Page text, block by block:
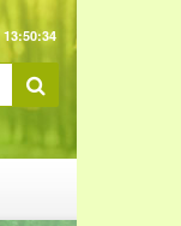
13:50:35